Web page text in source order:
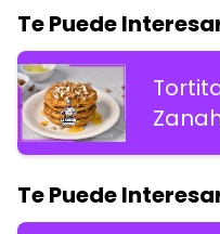
Te Puede
Te Puede